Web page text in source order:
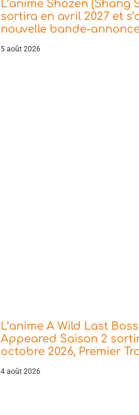
L’anime Shozen (Shang
sortira en avril 2027 et
nouvelle bande-
5 août 2026
L’anime A Wild Last Boss
Appeared Saison 2
octobre 2026, Premier
4 août 2026